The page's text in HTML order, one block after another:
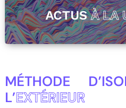
ACTUSÀ LA
MÉTHODE
L’EXTÉRIEUR